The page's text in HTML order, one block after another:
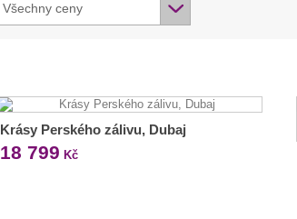
Všechny ceny
Krásy Perského zálivu, Dubaj
18 799 Kč